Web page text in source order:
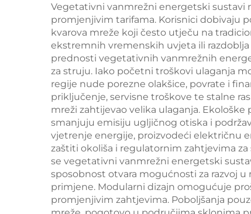
Vegetativni vanmrežni energetski
promjenjivim tarifama. Korisnici dobivaju
kvarova mreže koji često utječu na
ekstremnih vremenskih uvjeta ili
prednosti vegetativnih vanmrežnih
za struju. Iako početni troškovi ulaganja
regije nude porezne olakšice, povrate i
priključenje, servisne troškove te stalne
mreži zahtijevao velika ulaganja.
smanjuju emisiju ugljičnog otiska i
vjetrenje energije, proizvodeći električnu
zaštiti okoliša i regulatornim zahtjevima
se vegetativni vanmrežni energetski
sposobnost otvara mogućnosti za razvoj
primjene. Modularni dizajn omogućuje
promjenjivim zahtjevima. Poboljšanja